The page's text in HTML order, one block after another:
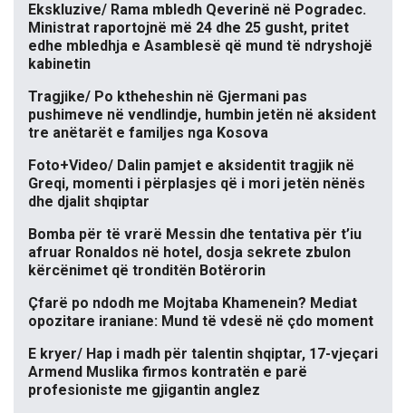
Ekskluzive/ Rama mbledh Qeverinë në Pogradec.
Ministrat raportojnë më 24 dhe 25 gusht, pritet
edhe mbledhja e Asamblesë që mund të ndryshojë
kabinetin
Tragjike/ Po ktheheshin në Gjermani pas
pushimeve në vendlindje, humbin jetën në aksident
tre anëtarët e familjes nga Kosova
Foto+Video/ Dalin pamjet e aksidentit tragjik në
Greqi, momenti i përplasjes që i mori jetën nënës
dhe djalit shqiptar
Bomba për të vrarë Messin dhe tentativa për t’iu
afruar Ronaldos në hotel, dosja sekrete zbulon
kërcënimet që tronditën Botërorin
Çfarë po ndodh me Mojtaba Khamenein? Mediat
opozitare iraniane: Mund të vdesë në çdo moment
E kryer/ Hap i madh për talentin shqiptar, 17-vjeçari
Armend Muslika firmos kontratën e parë
profesioniste me gjigantin anglez